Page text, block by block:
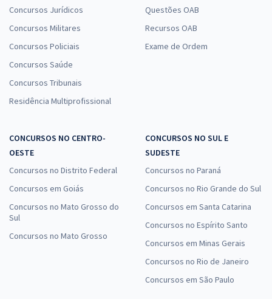
Concursos Jurídicos
Concursos Militares
Concursos Policiais
Concursos Saúde
Concursos Tribunais
Residência Multiprofissional
Questões OAB
Recursos OAB
Exame de Ordem
CONCURSOS NO CENTRO-
OESTE
Concursos no Distrito Federal
Concursos em Goiás
Concursos no Mato Grosso do
Sul
Concursos no Mato Grosso
CONCURSOS NO SUL E
SUDESTE
Concursos no Paraná
Concursos no Rio Grande do Sul
Concursos em Santa Catarina
Concursos no Espírito Santo
Concursos em Minas Gerais
Concursos no Rio de Janeiro
Concursos em São Paulo